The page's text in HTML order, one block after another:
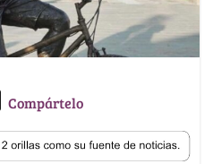
T
r
Compártelo